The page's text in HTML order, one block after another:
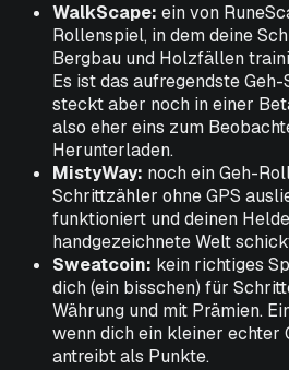
WalkScape: ein von
Rollenspiel, in dem deine
Bergbau und Holzfällen
Es ist das aufregendste
steckt aber noch in einer
also eher eins zum
Herunterladen.
MistyWay: noch ein Geh-
Schrittzähler ohne GPS
funktioniert und deinen
handgezeichnete Welt
Sweatcoin: kein richtiges
dich (ein bisschen) für
Währung und mit Prämien.
wenn dich ein kleiner echter
antreibt als Punkte.